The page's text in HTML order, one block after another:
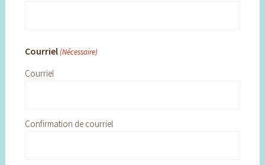
Courriel(Nécessaire)
Courriel
Confirmation de courriel